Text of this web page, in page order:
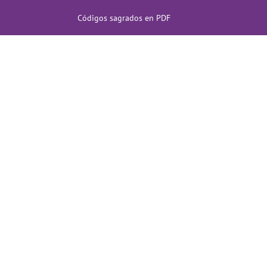
Códigos sagrados en PDF